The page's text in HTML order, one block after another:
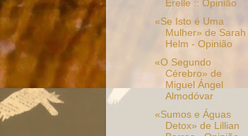
Erelle :: Opinião
«Se Isto é Uma
Mulher» de Sarah
Helm - Opinião
«O Segundo
Cérebro» de
Miguel Ángel
Almodóvar
«Sumos e Águas
Detox» de Lillian